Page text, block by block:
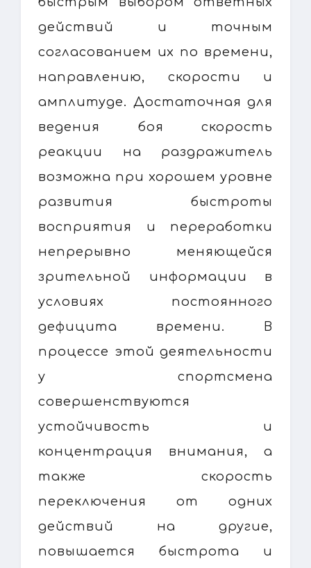
действий и точным
согласованием их по времени,
направлению, скорости и
амплитуде. Достаточная для
ведения боя скорость
реакции на раздражитель
возможна при хорошем уровне
развития быстроты
восприятия и переработки
непрерывно меняющейся
зрительной информации в
условиях постоянного
дефицита времени. В
процессе этой деятельности
у спортсмена
совершенствуются
устойчивость и
концентрация внимания, а
также скорость
переключения от одних
действий на другие,
повышается быстрота и